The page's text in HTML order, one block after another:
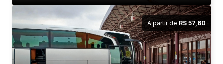
A partir de R$ 57,60